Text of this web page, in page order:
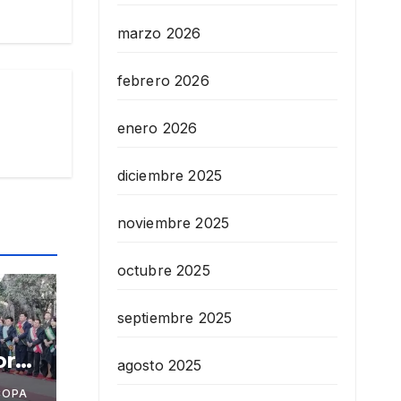
marzo 2026
febrero 2026
enero 2026
diciembre 2025
noviembre 2025
octubre 2025
septiembre 2025
agosto 2025